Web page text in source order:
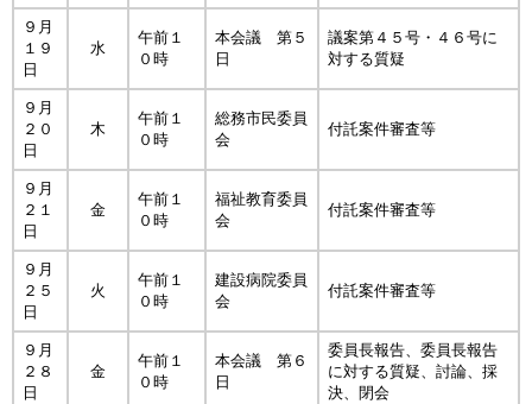
９月
１９
日
水
午前１
０時
本会議 第５
日
議案第４５号・４６号に
対する質疑
９月
２０
日
木
午前１
０時
総務市民委員
会
付託案件審査等
９月
２１
日
金
午前１
０時
福祉教育委員
会
付託案件審査等
９月
２５
日
火
午前１
０時
建設病院委員
会
付託案件審査等
９月
２８
日
金
午前１
０時
本会議 第６
日
委員長報告、委員長報告
に対する質疑、討論、採
決、閉会